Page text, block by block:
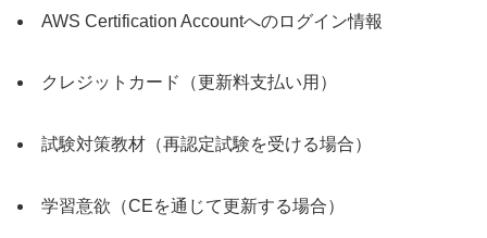
AWS Certification Accountへのログイン情報
クレジットカード（更新料支払い用）
試験対策教材（再認定試験を受ける場合）
学習意欲（CEを通じて更新する場合）